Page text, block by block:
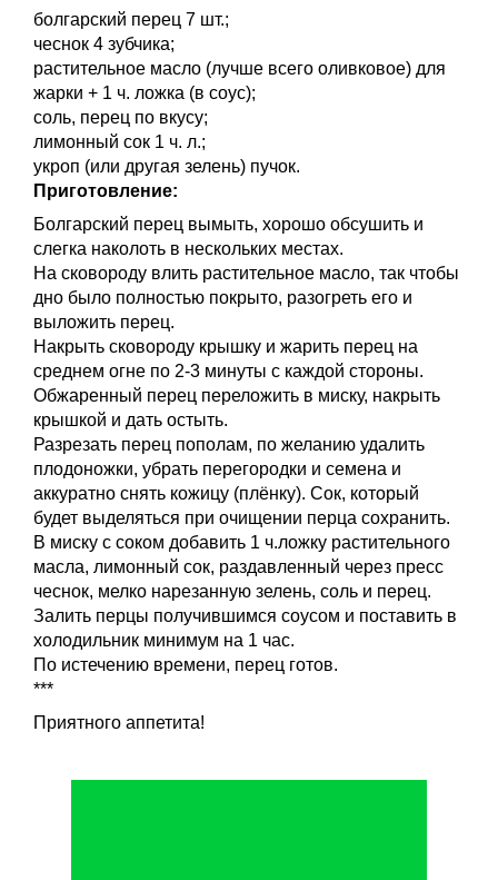
болгарский перец 7 шт.;
чеснок 4 зубчика;
растительное масло (лучше всего оливковое) для
жарки + 1 ч. ложка (в соус);
соль, перец по вкусу;
лимонный сок 1 ч. л.;
укроп (или другая зелень) пучок.
Приготовление:
Болгарский перец вымыть, хорошо обсушить и
слегка наколоть в нескольких местах.
На сковороду влить растительное масло, так чтобы
дно было полностью покрыто, разогреть его и
выложить перец.
Накрыть сковороду крышку и жарить перец на
среднем огне по 2-3 минуты с каждой стороны.
Обжаренный перец переложить в миску, накрыть
крышкой и дать остыть.
Разрезать перец пополам, по желанию удалить
плодоножки, убрать перегородки и семена и
аккуратно снять кожицу (плёнку). Сок, который
будет выделяться при очищении перца сохранить.
В миску с соком добавить 1 ч.ложку растительного
масла, лимонный сок, раздавленный через пресс
чеснок, мелко нарезанную зелень, соль и перец.
Залить перцы получившимся соусом и поставить в
холодильник минимум на 1 час.
По истечению времени, перец готов.
***
Приятного аппетита!